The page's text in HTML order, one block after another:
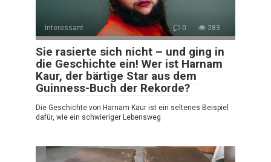
Interessant 0 283
Sie rasierte sich nicht – und ging in
die Geschichte ein! Wer ist Harnam
Kaur, der bärtige Star aus dem
Guinness-Buch der Rekorde?
Die Geschichte von Harnam Kaur ist ein seltenes Beispiel
dafür, wie ein schwieriger Lebensweg